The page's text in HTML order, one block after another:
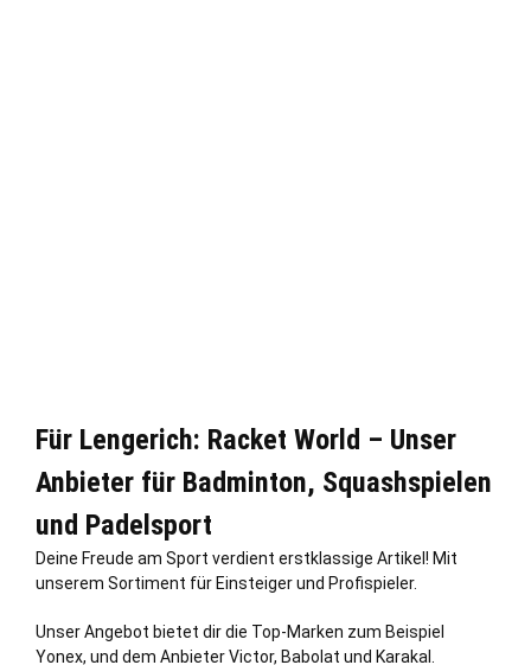
Für Lengerich: Racket World – Unser
Anbieter für Badminton, Squashspielen
und Padelsport
Deine Freude am Sport verdient erstklassige Artikel! Mit
unserem Sortiment für Einsteiger und Profispieler.
Unser Angebot bietet dir die Top-Marken zum Beispiel
Yonex, und dem Anbieter Victor, Babolat und Karakal.